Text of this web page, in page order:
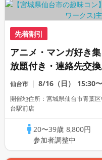
先着割引
アニメ・マンガ好き
放題付き・連絡先交
アニメ好きコン☆１名
大歓迎☆
仙台市 8/16（日） 15:30〜
開催地住所：宮城県仙台市青葉
台駅前店
20〜39歳 8,800円
参加者調整中